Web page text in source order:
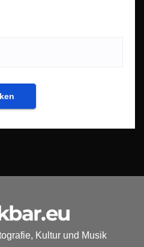
Kultur und Musik